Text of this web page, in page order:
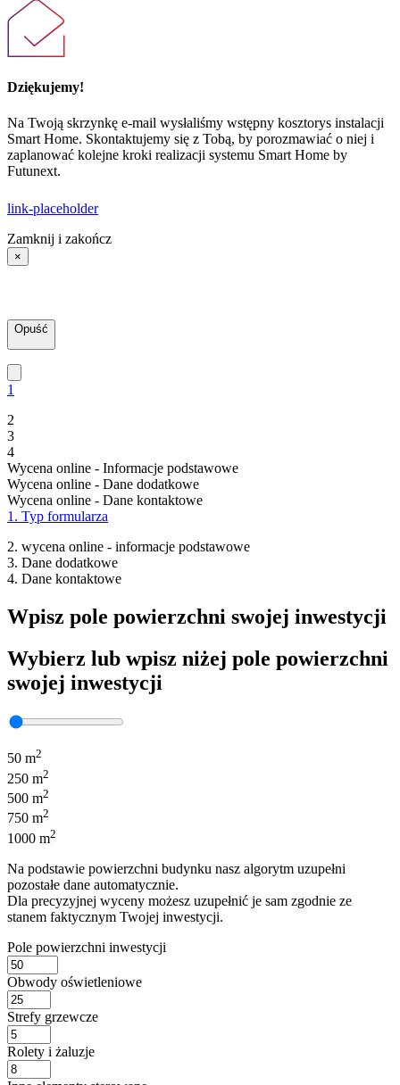
Dziękujemy!
Na Twoją skrzynkę e-mail wysłaliśmy wstępny kosztorys instalacji
Smart Home. Skontaktujemy się z Tobą, by porozmawiać o niej i
zaplanować kolejne kroki realizacji systemu Smart Home by
Futunext.
link-placeholder
Zamknij i zakończ
×
Opuść
1
2
3
4
Wycena online - Informacje podstawowe
Wycena online - Dane dodatkowe
Wycena online - Dane kontaktowe
1. Typ formularza
2. wycena online - informacje podstawowe
3. Dane dodatkowe
4. Dane kontaktowe
Wpisz pole powierzchni swojej inwestycji
Wybierz lub wpisz niżej pole powierzchni
swojej inwestycji
50 m2
250 m2
500 m2
750 m2
1000 m2
Na podstawie powierzchni budynku nasz algorytm uzupełni
pozostałe dane automatycznie.
Dla precyzyjnej wyceny możesz uzupełnić je sam zgodnie ze
stanem faktycznym Twojej inwestycji.
Pole powierzchni inwestycji
Obwody oświetleniowe
Strefy grzewcze
Rolety i żaluzje